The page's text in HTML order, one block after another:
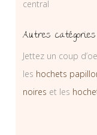
central
Autres catégories
Jettez un coup
les hochets
noires et les